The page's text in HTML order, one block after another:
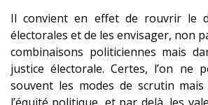
Il convient en effet de rouvrir le
électorales et de les envisager, non
combinaisons politiciennes mais
justice électorale. Certes, l’on ne
souvent les modes de scrutin mais